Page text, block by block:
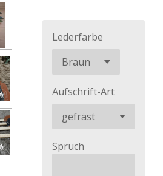
Lederfarbe
Aufschrift-Art
Spruch